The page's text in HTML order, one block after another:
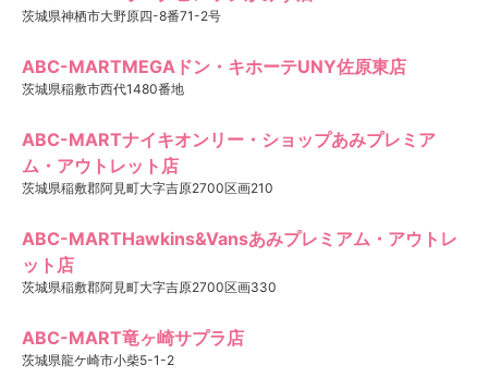
茨城県神栖市大野原四-8番71-2号
ABC-MARTMEGAドン・キホーテUNY佐原東店
茨城県稲敷市西代1480番地
ABC-MARTナイキオンリー・ショップあみプレミア
ム・アウトレット店
茨城県稲敷郡阿見町大字吉原2700区画210
ABC-MARTHawkins&Vansあみプレミアム・アウトレ
ット店
茨城県稲敷郡阿見町大字吉原2700区画330
ABC-MART竜ヶ崎サプラ店
茨城県龍ケ崎市小柴5-1-2